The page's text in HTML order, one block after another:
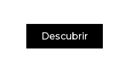
Descubrir